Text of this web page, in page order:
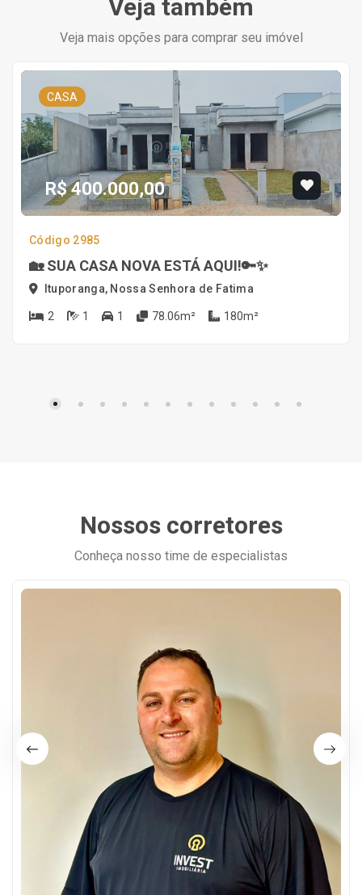
Veja também
Veja mais opções para comprar seu imóvel
CASA
R$ 400.000,00
Código 2985
🏡 SUA CASA NOVA ESTÁ AQUI!🔑✨
Ituporanga, Nossa Senhora de Fatima
2 1 1 78.06m² 180m²
Nossos corretores
Conheça nosso time de especialistas